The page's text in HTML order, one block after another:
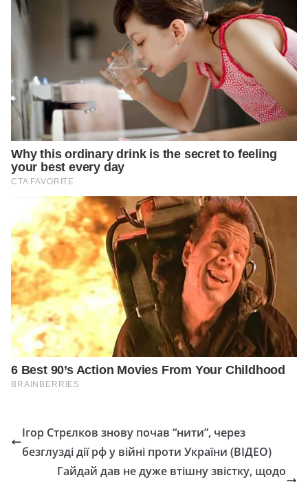
Ігор Стрєлков знову почав “нити”, через
безглузді дії рф у війні проти України (ВІДЕО)
Гайдай дав не дуже втішну звістку, щодо